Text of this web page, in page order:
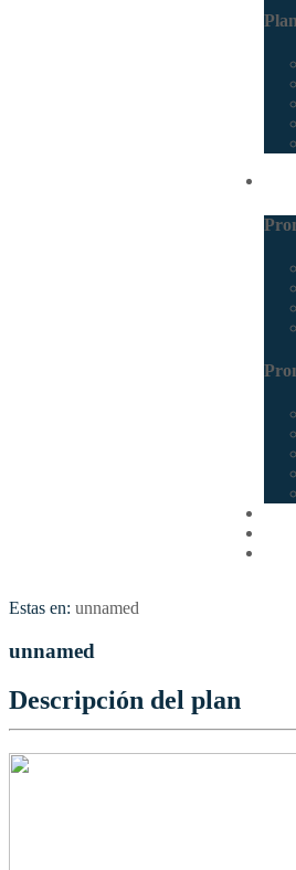
Estas en: unnamed
unnamed
Descripción del plan